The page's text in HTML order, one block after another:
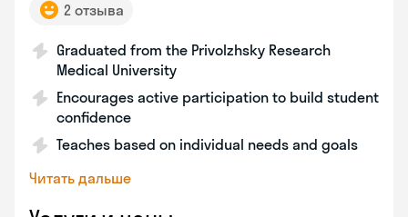
2 отзыва
Graduated from the Privolzhsky Research
Medical University
Encourages active participation to build student
confidence
Teaches based on individual needs and goals
Читать дальше